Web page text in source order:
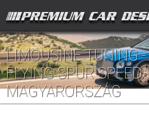
LIMOUSINE TUNING
FLYING SPUR SPEED
MAGYARORSZÁG